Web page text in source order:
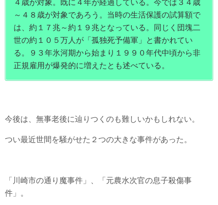
４歳が対象。既に４年が経過している。今では３４歳
～４８歳が対象であろう。当時の生活保護の試算額で
は、約１７兆～約１９兆となっている。同じく団塊二
世の約１０５万人が「孤独死予備軍」と書かれてい
る。９３年氷河期から始まり１９９０年代中頃から非
正規雇用が爆発的に増えたとも述べている。
今後は、無事老後に辿りつくのも難しいかもしれない。
つい最近世間を騒がせた２つの大きな事件があった。
「川崎市の通り魔事件」、「元農水次官の息子殺傷事
件」。